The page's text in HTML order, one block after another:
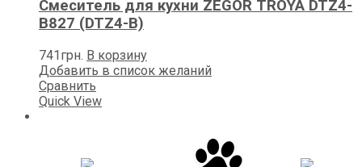
Смеситель для кухни ZEGOR TROYA DTZ4-
B827 (DTZ4-B)
741грн. В корзину
Добавить в список желаний
Сравнить
Quick View